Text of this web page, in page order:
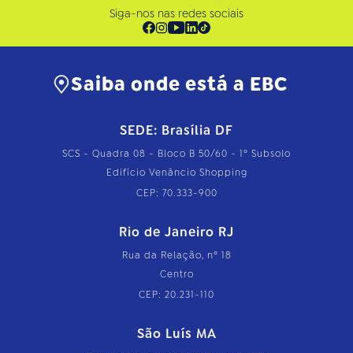
Siga-nos nas redes sociais
Saiba onde está a EBC
SEDE: Brasília DF
SCS - Quadra 08 - Bloco B 50/60 - 1º Subsolo
Edifício Venâncio Shopping
CEP: 70.333-900
Rio de Janeiro RJ
Rua da Relação, nº 18
Centro
CEP: 20.231-110
São Luís MA